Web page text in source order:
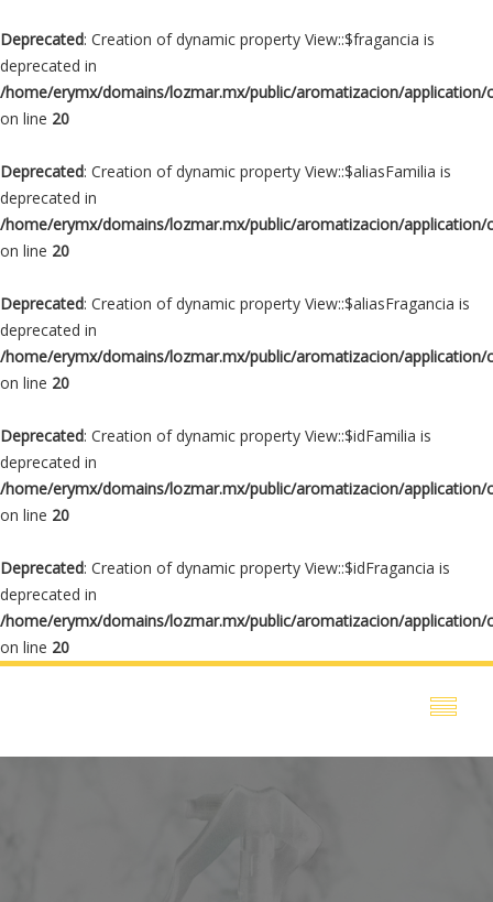
Deprecated: Creation of dynamic property View::$fragancia is
deprecated in
/home/erymx/domains/lozmar.mx/public/aromatizacion/application/
on line 20
Deprecated: Creation of dynamic property View::$aliasFamilia is
deprecated in
/home/erymx/domains/lozmar.mx/public/aromatizacion/application/
on line 20
Deprecated: Creation of dynamic property View::$aliasFragancia is
deprecated in
/home/erymx/domains/lozmar.mx/public/aromatizacion/application/
on line 20
Deprecated: Creation of dynamic property View::$idFamilia is
deprecated in
/home/erymx/domains/lozmar.mx/public/aromatizacion/application/
on line 20
Deprecated: Creation of dynamic property View::$idFragancia is
deprecated in
/home/erymx/domains/lozmar.mx/public/aromatizacion/application/
on line 20